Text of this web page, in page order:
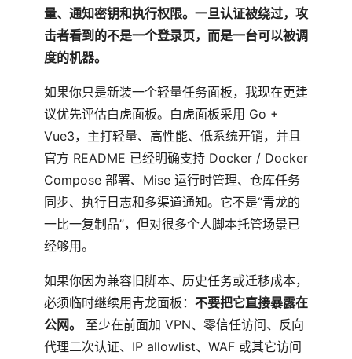
量、通知密钥和执行权限。一旦认证被绕过，攻
击者看到的不是一个登录页，而是一台可以被调
度的机器。
如果你只是新装一个轻量任务面板，我现在更建
议优先评估白虎面板。白虎面板采用 Go +
Vue3，主打轻量、高性能、低系统开销，并且
官方 README 已经明确支持 Docker / Docker
Compose 部署、Mise 运行时管理、仓库任务
同步、执行日志和多渠道通知。它不是“青龙的
一比一复制品”，但对很多个人脚本托管场景已
经够用。
如果你因为兼容旧脚本、历史任务或迁移成本，
必须临时继续用青龙面板： 不要把它直接暴露在
公网。
至少在前面加 VPN、零信任访问、反向
代理二次认证、IP allowlist、WAF 或其它访问